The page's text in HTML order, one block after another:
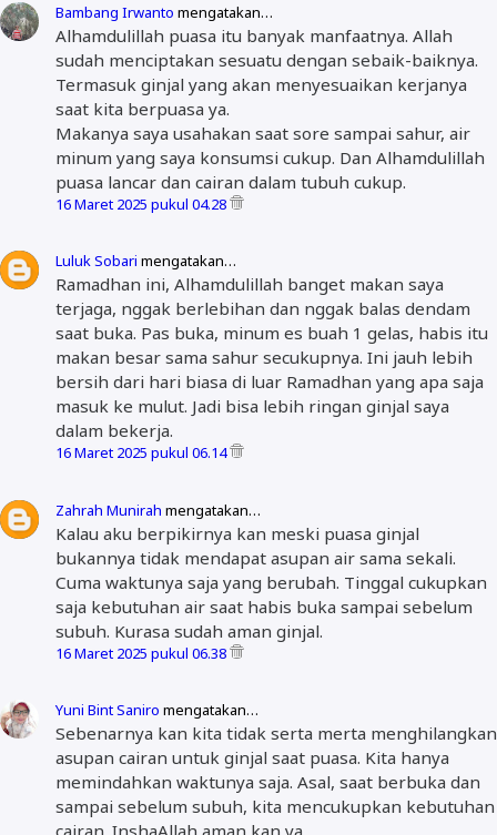
Bambang Irwanto mengatakan…
Alhamdulillah puasa itu banyak manfaatnya. Allah
sudah menciptakan sesuatu dengan sebaik-baiknya.
Termasuk ginjal yang akan menyesuaikan kerjanya
saat kita berpuasa ya.
Makanya saya usahakan saat sore sampai sahur, air
minum yang saya konsumsi cukup. Dan Alhamdulillah
puasa lancar dan cairan dalam tubuh cukup.
16 Maret 2025 pukul 04.28
Luluk Sobari mengatakan…
Ramadhan ini, Alhamdulillah banget makan saya
terjaga, nggak berlebihan dan nggak balas dendam
saat buka. Pas buka, minum es buah 1 gelas, habis itu
makan besar sama sahur secukupnya. Ini jauh lebih
bersih dari hari biasa di luar Ramadhan yang apa saja
masuk ke mulut. Jadi bisa lebih ringan ginjal saya
dalam bekerja.
16 Maret 2025 pukul 06.14
Zahrah Munirah mengatakan…
Kalau aku berpikirnya kan meski puasa ginjal
bukannya tidak mendapat asupan air sama sekali.
Cuma waktunya saja yang berubah. Tinggal cukupkan
saja kebutuhan air saat habis buka sampai sebelum
subuh. Kurasa sudah aman ginjal.
16 Maret 2025 pukul 06.38
Yuni Bint Saniro mengatakan…
Sebenarnya kan kita tidak serta merta menghilangkan
asupan cairan untuk ginjal saat puasa. Kita hanya
memindahkan waktunya saja. Asal, saat berbuka dan
sampai sebelum subuh, kita mencukupkan kebutuhan
cairan. InshaAllah aman kan ya.